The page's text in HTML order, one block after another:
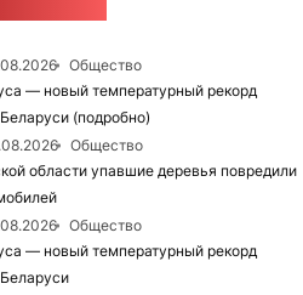
Общество
— новый температурный рекорд
(подробно)
Общество
области упавшие деревья повредили
Общество
— новый температурный рекорд